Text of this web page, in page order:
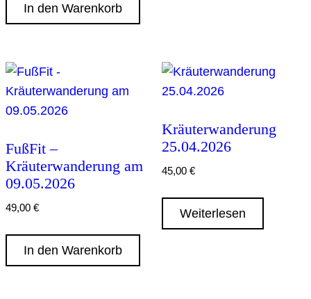
In den Warenkorb
FußFit –
Kräuterwanderung am
09.05.2026
49,00 €
In den Warenkorb
Kräuterwanderung
25.04.2026
45,00 €
Weiterlesen